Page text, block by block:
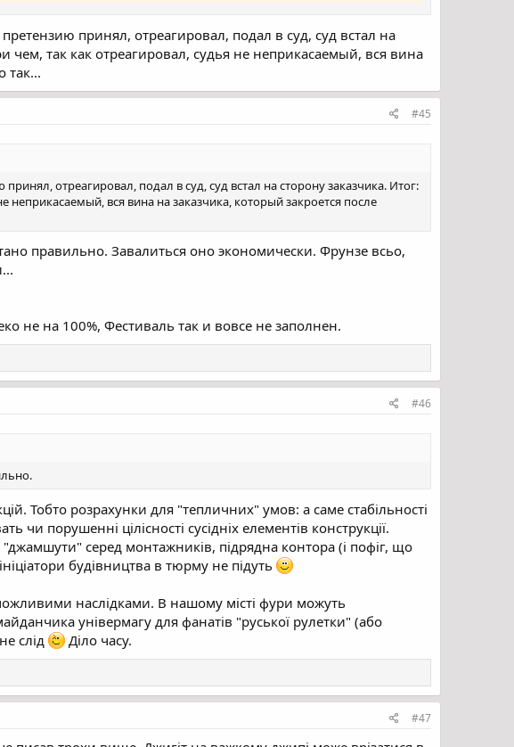
принял, отреагировал, подал в суд, суд встал на
чем, так как отреагировал, судья не неприкасаемый, вся вина
так...
#45
отреагировал, подал в суд, суд встал на сторону заказчика. Итог:
неприкасаемый, вся вина на заказчика, который закроется после
правильно. Завалиться оно экономически. Фрунзе всьо,
не на 100%, Фестиваль так и вовсе не заполнен.
#46
Тобто розрахунки для "тепличних" умов: а саме стабільності
чи порушенні цілісності сусідніх елементів конструкції.
серед монтажників, підрядна контора (і пофіг, що
будівництва в тюрму не підуть
наслідками. В нашому місті фури можуть
універмагу для фанатів "руської рулетки" (або
слід
Діло часу.
#47